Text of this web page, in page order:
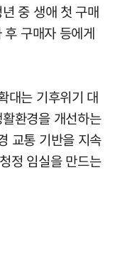
중 생애 첫 구매
구매자 등에게
대는 기후위기 대
환경을 개선하는
교통 기반을 지속
정 임실을 만드는